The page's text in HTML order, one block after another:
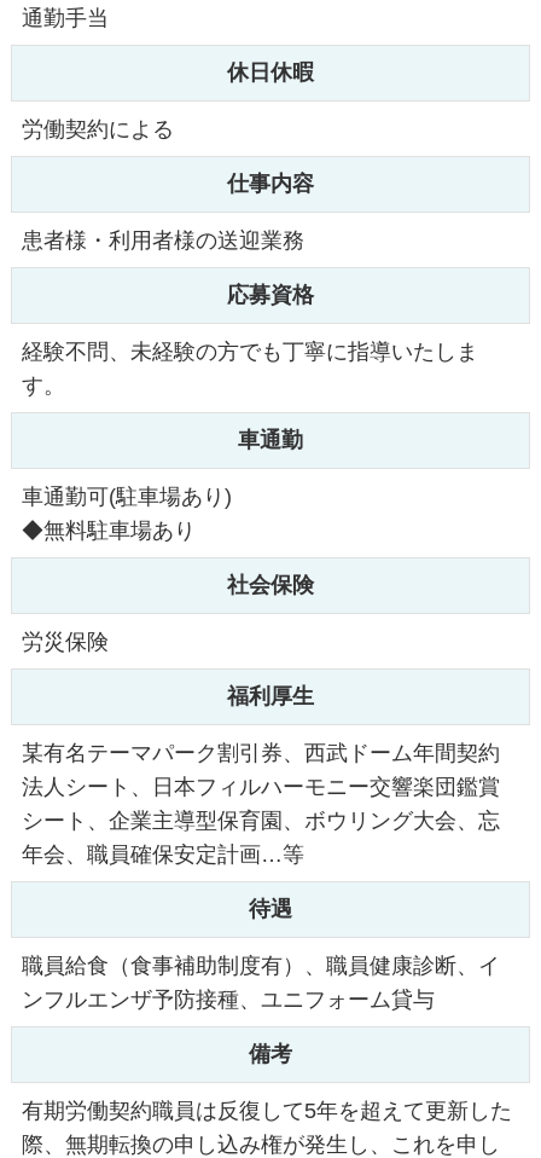
通勤手当
休日休暇
労働契約による
仕事内容
患者様・利用者様の送迎業務
応募資格
経験不問、未経験の方でも丁寧に指導いたしま
す。
車通勤
車通勤可(駐車場あり)
◆無料駐車場あり
社会保険
労災保険
福利厚生
某有名テーマパーク割引券、西武ドーム年間契約
法人シート、日本フィルハーモニー交響楽団鑑賞
シート、企業主導型保育園、ボウリング大会、忘
年会、職員確保安定計画…等
待遇
職員給食（食事補助制度有）、職員健康診断、イ
ンフルエンザ予防接種、ユニフォーム貸与
備考
有期労働契約職員は反復して5年を超えて更新した
際、無期転換の申し込み権が発生し、これを申し